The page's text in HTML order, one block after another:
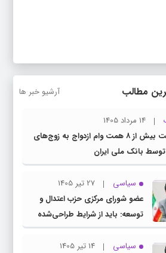
مطالب آرشیو خبر ها
14 مرداد 1405
پرداخت بیش از ۸ همت وام ازدواج به زوج‌های
بانک ملی ایران
سیاسی
27 تیر 1405
عضو شورای مرکزی حزب اعتدال و
توسعه: باید از شرایط طراحی‌شده
توسط دشمنان عبور کنیم
سیاسی
14 تیر 1405